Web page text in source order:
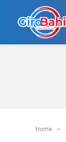
Home »